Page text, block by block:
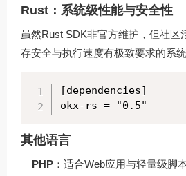
Rust：系统级性能与安全性
虽然Rust SDK非官方维护，但社区
存安全与执行速度有极致要求的系
[dependencies]
okx-rs = "0.5"
其他语言
PHP ：适合Web应用与轻量级脚